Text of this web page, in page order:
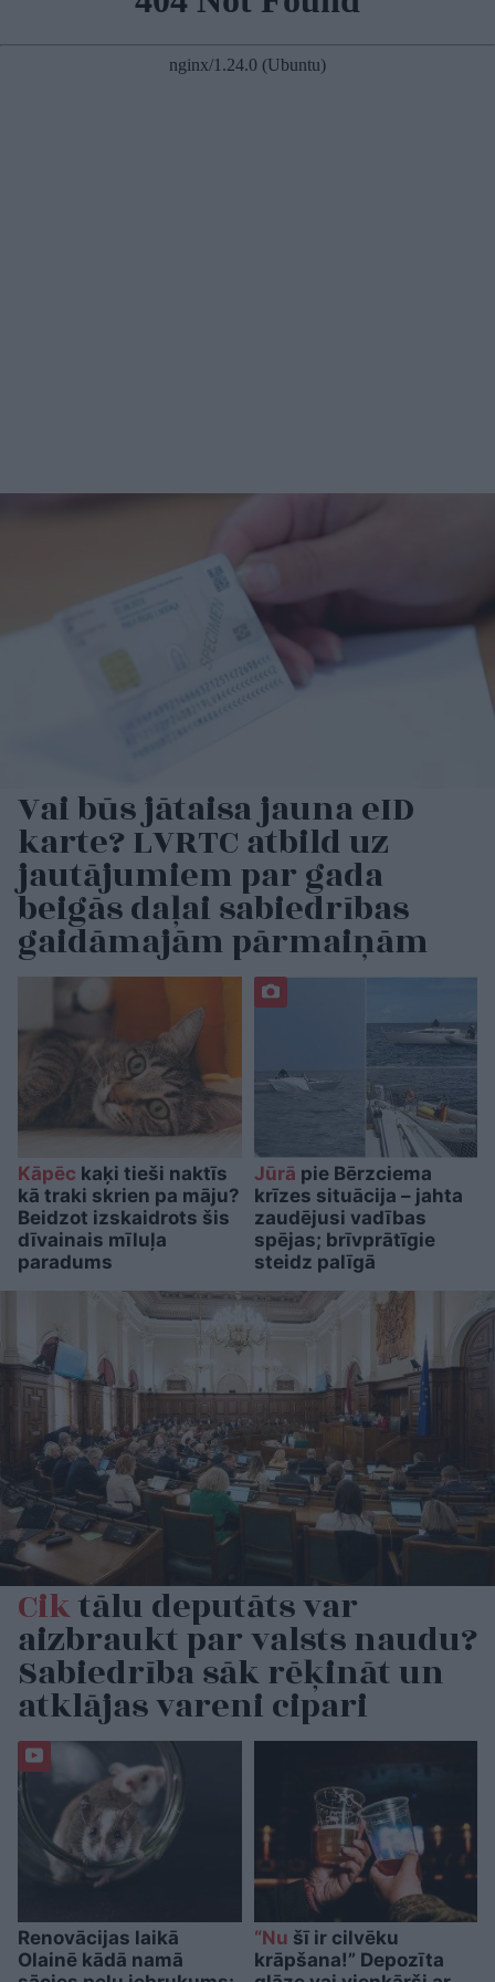
Vai būs jātaisa jauna eID
karte? LVRTC atbild uz
jautājumiem par gada
beigās daļai sabiedrības
gaidāmajām pārmaiņām
Kāpēc kaķi tieši naktīs
kā traki skrien pa māju?
Beidzot izskaidrots šis
dīvainais mīluļa
paradums
Jūrā pie Bērzciema
krīzes situācija – jahta
zaudējusi vadības
spējas; brīvprātīgie
steidz palīgā
Ciktālu deputāts var
aizbraukt par valsts naudu?
Sabiedrība sāk rēķināt un
atklājas vareni cipari
Renovācijas laikā
Olainē kādā namā
“Nu šī ir cilvēku
krāpšana!” Depozīta